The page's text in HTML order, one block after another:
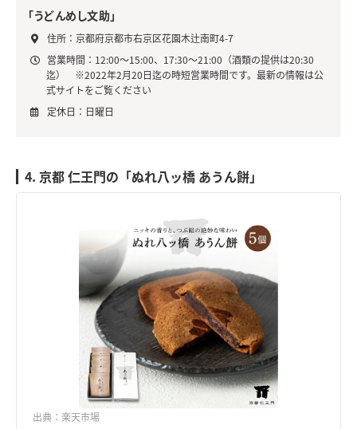
「うどんめし文助」
住所：京都府京都市右京区花園木辻南町4-7
営業時間：12:00～15:00、17:30～21:00（酒類の提供は20:30
迄） ※2022年2月20日迄の時短営業時間です。最新の情報は公
式サイトをご覧ください
定休日：日曜日
4. 京都 仁王門の「ぬれ八ッ橋 あうん餅」
出典：楽天市場